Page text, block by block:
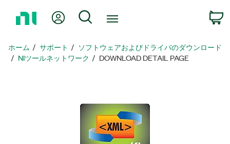
ペ
ー
Myアカウント
検索
ホーム サポート
ソフトウェアおよびドライバのダウンロード
NIツールネットワーク
DOWNLOAD DETAIL PAGE